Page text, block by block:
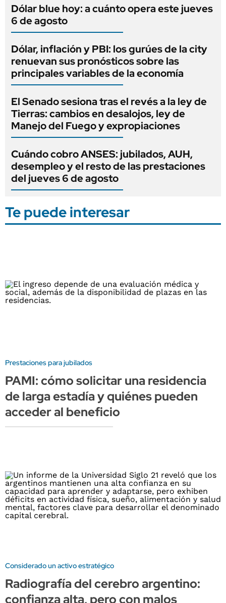
Dólar blue hoy: a cuánto opera este jueves
6 de agosto
Dólar, inflación y PBI: los gurúes de la city
renuevan sus pronósticos sobre las
principales variables de la economía
El Senado sesiona tras el revés a la ley de
Tierras: cambios en desalojos, ley de
Manejo del Fuego y expropiaciones
Cuándo cobro ANSES: jubilados, AUH,
desempleo y el resto de las prestaciones
del jueves 6 de agosto
Te puede interesar
Prestaciones para jubilados
PAMI: cómo solicitar una residencia
de larga estadía y quiénes pueden
acceder al beneficio
Considerado un activo estratégico
Radiografía del cerebro argentino:
confianza alta, pero con malos